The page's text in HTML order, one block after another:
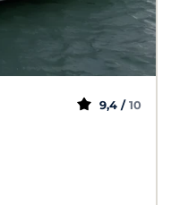
9,4 / 10